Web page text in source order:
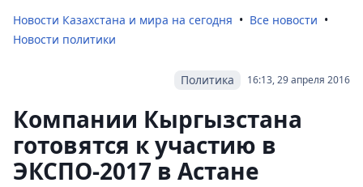
Новости Казахстана и мира на сегодня
Все новости
Новости политики
16:13, 29 апреля 2016
Политика
Компании Кыргызстана
готовятся к участию в
ЭКСПО-2017 в Астане